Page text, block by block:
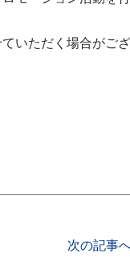
いただく場合がご
次の記事